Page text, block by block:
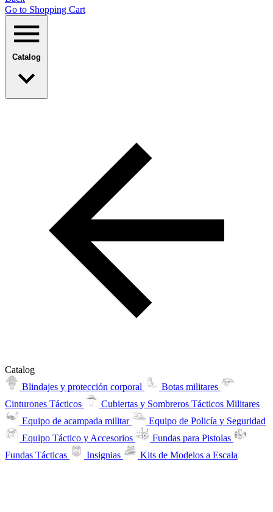
Go to Shopping Сart
Catalog
Catalog
Blindajes y protección corporal
Botas militares
Cinturones Tácticos
Cubiertas y Sombreros Tácticos Militares
Equipo de acampada militar
Equipo de Policía y Seguridad
Equipo Táctico y Accesorios
Fundas para Pistolas
Fundas Tácticas
Insignias Kits de Modelos a Escala